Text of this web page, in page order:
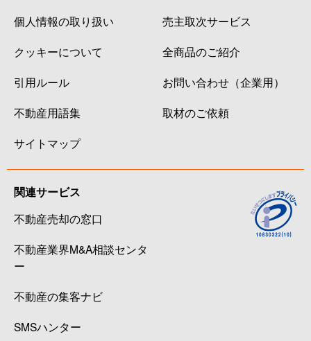
個人情報の取り扱い
クッキーについて
引用ルール
不動産用語集
サイトマップ
売主取次サービス
全商品のご紹介
お問い合わせ（企業用）
取材のご依頼
関連サービス
不動産売却の窓口
不動産業界M&A相談センタ
ー
不動産の集客ナビ
SMSハンター